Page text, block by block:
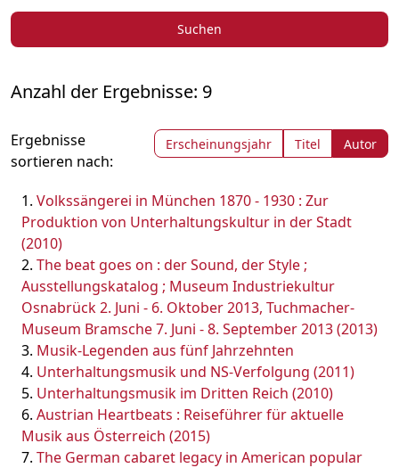
Suchen
Anzahl der Ergebnisse: 9
Ergebnisse
sortieren nach:
Erscheinungsjahr Titel Autor
Volkssängerei in München 1870 - 1930 : Zur
Produktion von Unterhaltungskultur in der Stadt
(2010)
The beat goes on : der Sound, der Style ;
Ausstellungskatalog ; Museum Industriekultur
Osnabrück 2. Juni - 6. Oktober 2013, Tuchmacher-
Museum Bramsche 7. Juni - 8. September 2013 (2013)
Musik-Legenden aus fünf Jahrzehnten
Unterhaltungsmusik und NS-Verfolgung (2011)
Unterhaltungsmusik im Dritten Reich (2010)
Austrian Heartbeats : Reiseführer für aktuelle
Musik aus Österreich (2015)
The German cabaret legacy in American popular